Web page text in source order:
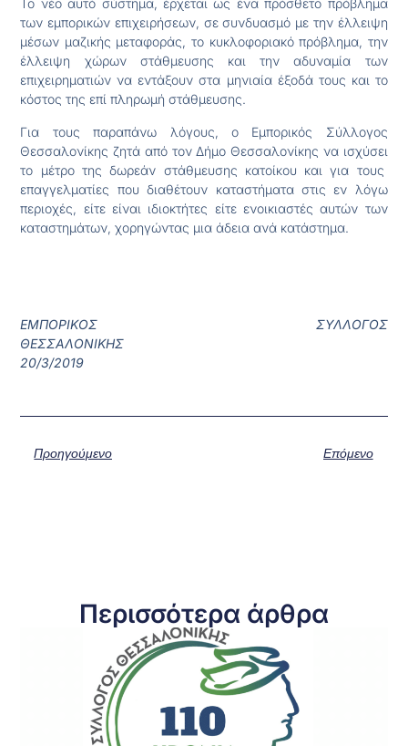
Το νέο αυτό σύστημα, έρχεται ως ένα πρόσθετο πρόβλημα
των εμπορικών επιχειρήσεων, σε συνδυασμό με την έλλειψη
μέσων μαζικής μεταφοράς, το κυκλοφοριακό πρόβλημα, την
έλλειψη χώρων στάθμευσης και την αδυναμία των
επιχειρηματιών να εντάξουν στα μηνιαία έξοδά τους και το
κόστος της επί πληρωμή στάθμευσης.
Για τους παραπάνω λόγους, ο Εμπορικός Σύλλογος
Θεσσαλονίκης ζητά από τον Δήμο Θεσσαλονίκης να ισχύσει
το μέτρο της δωρεάν στάθμευσης κατοίκου και για τους
επαγγελματίες που διαθέτουν καταστήματα στις εν λόγω
περιοχές, είτε είναι ιδιοκτήτες είτε ενοικιαστές αυτών των
καταστημάτων, χορηγώντας μια άδεια ανά κατάστημα.
ΕΜΠΟΡΙΚΟΣ ΣΥΛΛΟΓΟΣ
ΘΕΣΣΑΛΟΝΙΚΗΣ
20/3/2019
Προηγούμενο Επόμενο
Περισσότερα άρθρα